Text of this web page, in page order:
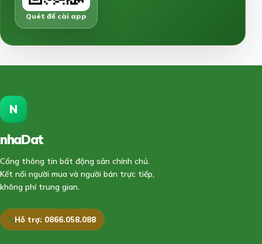
Quét để cài app
N
nhaDat
Cổng thông tin bất động sản chính chủ.
Kết nối người mua và người bán trực tiếp,
không phí trung gian.
Hỗ trợ: 0866.058.088